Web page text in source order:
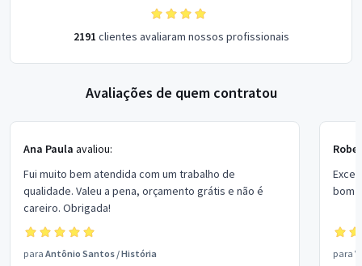
2191 clientes avaliaram nossos profissionais
Avaliações de quem contratou
Ana Paula avaliou:
Fui muito bem atendida com um trabalho de
qualidade. Valeu a pena, orçamento grátis e não é
careiro. Obrigada!
para Antônio Santos /História
bom
para